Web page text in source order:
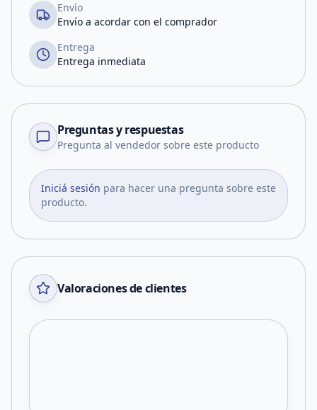
Envío
Envío a acordar con el comprador
Entrega
Entrega inmediata
Preguntas y respuestas
Pregunta al vendedor sobre este producto
Iniciá sesión para hacer una pregunta sobre este
producto.
Valoraciones de clientes